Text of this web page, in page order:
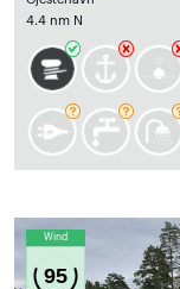
4.4 nm N
Wind
95